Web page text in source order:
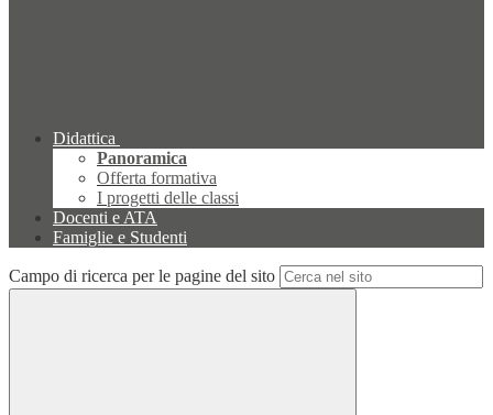
Didattica
Panoramica
Offerta formativa
I progetti delle classi
Docenti e ATA
Famiglie e Studenti
Campo di ricerca per le pagine del sito